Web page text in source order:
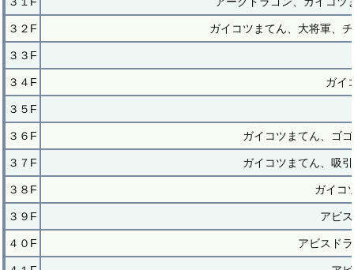
３２F ガイコツまてん、大将軍、
３３F
３４F ガイ
３５F
３６F ガイコツまてん、ゴ
３７F ガイコツまてん、吸
３８F ガイコ
３９F アビ
４０F アビスド